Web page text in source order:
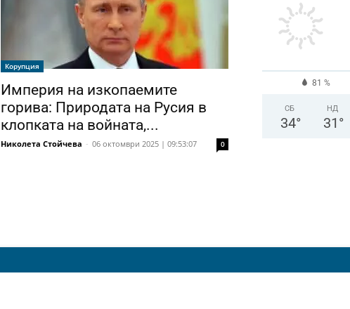
Корупция
Империя на изкопаемите
горива: Природата на Русия в
клопката на войната,...
Николета Стойчева - 06 октомври 2025 | 09:53:07 0
81 %
СБ
34°
НД
31 °